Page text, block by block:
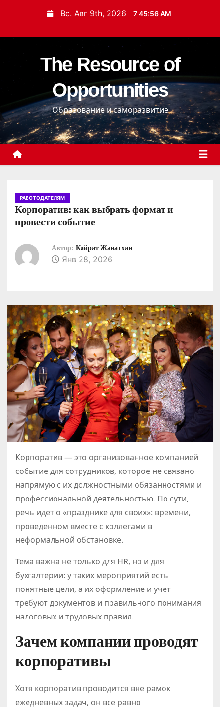
и
с
о
д
Вс. Авг 9th, 2026 7:45:58 AM
The Resource of
Opportunities
Образование и саморазвитие
РАБОТОДАТЕЛЯМ
Корпоратив: как выбрать формат и
провести событие
Автор: Кайрат Жанатхан
Янв 28, 2026
Корпоратив — это организованное компанией
событие для сотрудников, которое не связано
напрямую с их должностными обязанностями и
профессиональной деятельностью. По сути,
речь идет о «празднике для своих»: времени,
проведенном вместе с коллегами в
неформальной обстановке.
Тема важна не только для HR, но и для
бухгалтерии: у таких мероприятий есть
понятные цели, а их оформление и учет
требуют документов и правильного понимания
налоговых и трудовых правил.
Зачем компании проводят
корпоративы
Хотя корпоратив проводится вне рамок
ежедневных задач, он все равно